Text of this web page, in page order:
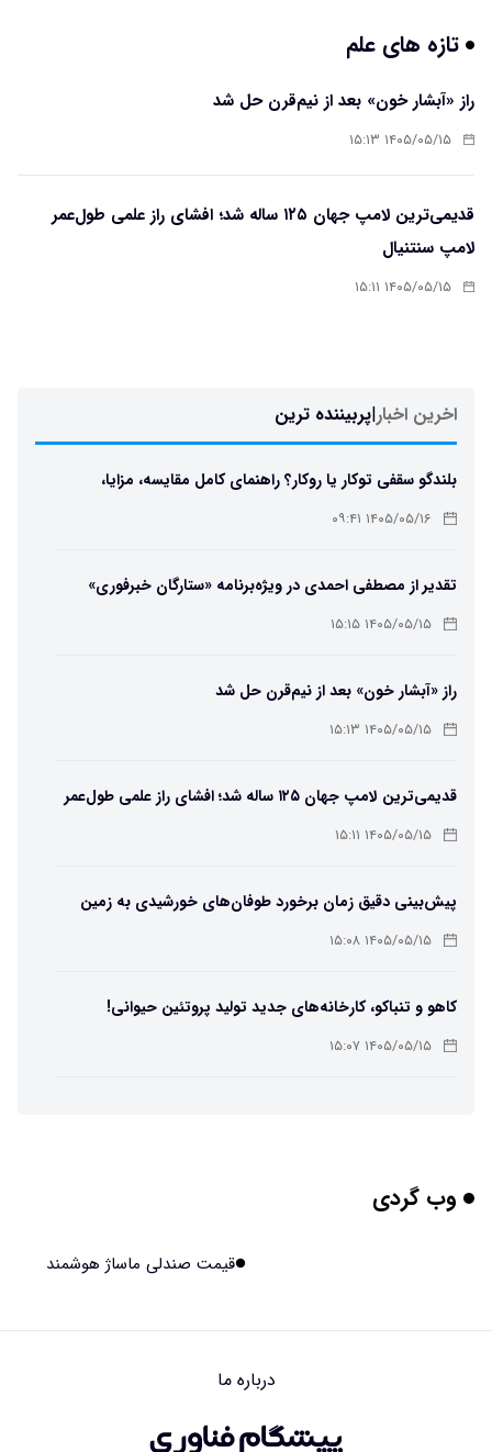
تازه های علم
راز «آبشار خون» بعد از نیم‌قرن حل شد
۱۴۰۵/۰۵/۱۵ ۱۵:۱۳
قدیمی‌ترین لامپ جهان ۱۲۵ ساله شد؛ افشای راز علمی طول‌عمر
لامپ سنتنیال
۱۴۰۵/۰۵/۱۵ ۱۵:۱۱
اخرین اخبار|پربیننده ترین
بلندگو سقفی توکار یا روکار؟ راهنمای کامل مقایسه، مزایا،
معایب و انتخاب بهترین مدل
۱۴۰۵/۰۵/۱۶ ۰۹:۴۱
تقدیر از مصطفی احمدی در ویژه‌برنامه «ستارگان خبرفوری»
۱۴۰۵/۰۵/۱۵ ۱۵:۱۵
راز «آبشار خون» بعد از نیم‌قرن حل شد
۱۴۰۵/۰۵/۱۵ ۱۵:۱۳
قدیمی‌ترین لامپ جهان ۱۲۵ ساله شد؛ افشای راز علمی طول‌عمر
لامپ سنتنیال
۱۴۰۵/۰۵/۱۵ ۱۵:۱۱
پیش‌بینی دقیق زمان برخورد طوفان‌های خورشیدی به زمین
ممکن شد
۱۴۰۵/۰۵/۱۵ ۱۵:۰۸
کاهو و تنباکو، کارخانه‌های جدید تولید پروتئین حیوانی!
۱۴۰۵/۰۵/۱۵ ۱۵:۰۷
چرا افراد مضطرب دنیا را متفاوت می بینند؟
وب گردی
قیمت صندلی ماساژ هوشمند
درباره ما